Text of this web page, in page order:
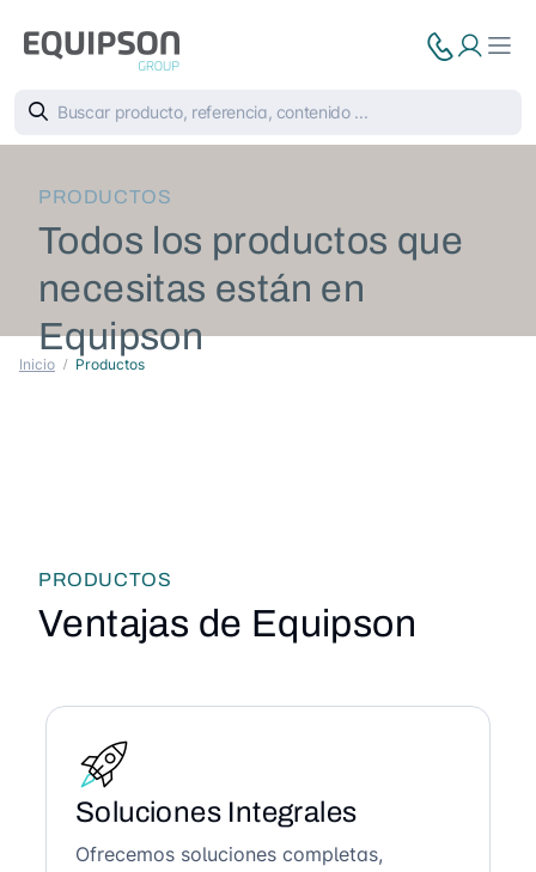
PRODUCTOS
Todos los productos que
necesitas están en
Equipson
Inicio Productos
PRODUCTOS
Ventajas de Equipson
Soluciones Integrales
Ofrecemos soluciones completas,